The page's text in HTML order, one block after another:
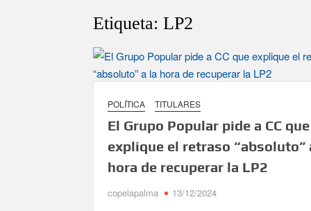
José Carlos Martín: “La Palma tendrá
Víctor González destaca el papel del deporte
David Ruiz rechaza las críticas de Nueva
El Día de la Cometa reúne a cientos de
sexta edición
Borja Perdomo acusa al Gobierno del Cabildo
Etiqueta:LP2
POLÍTICA TITULARES
El Grupo Popular pide a CC que
explique el retraso “absoluto”
hora de recuperar la LP2
copelapalma 13/12/2024